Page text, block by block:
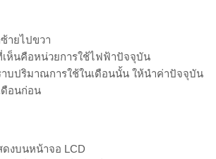
ายไปขวา
เห็นคือหน่วยการใช้ไฟฟ้าปัจจุบัน
บปริมาณการใช้ในเดือนนั้น ให้นำค่าปัจจุบัน
ดือนก่อน
งบนหน้าจอ LCD